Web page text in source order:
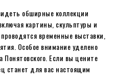
обширные коллекции
картины, скульптуры и
временные выставки,
Особое внимание уделено
Понятовского. Если вы цените
станет для вас настоящим